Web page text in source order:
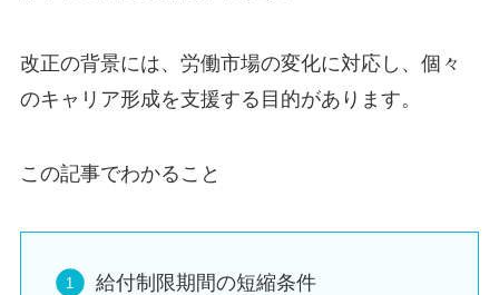
改正の背景には、労働市場の変化に対応し、個々
のキャリア形成を支援する目的があります。
この記事でわかること
給付制限期間の短縮条件